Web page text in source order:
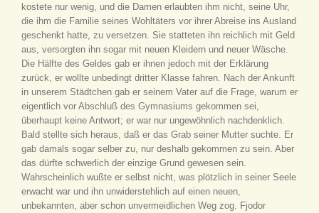
kostete nur wenig, und die Damen erlaubten ihm nicht, seine Uhr,
die ihm die Familie seines Wohltäters vor ihrer Abreise ins Ausland
geschenkt hatte, zu versetzen. Sie statteten ihn reichlich mit Geld
aus, versorgten ihn sogar mit neuen Kleidern und neuer Wäsche.
Die Hälfte des Geldes gab er ihnen jedoch mit der Erklärung
zurück, er wollte unbedingt dritter Klasse fahren. Nach der Ankunft
in unserem Städtchen gab er seinem Vater auf die Frage, warum er
eigentlich vor Abschluß des Gymnasiums gekommen sei,
überhaupt keine Antwort; er war nur ungewöhnlich nachdenklich.
Bald stellte sich heraus, daß er das Grab seiner Mutter suchte. Er
gab damals sogar selber zu, nur deshalb gekommen zu sein. Aber
das dürfte schwerlich der einzige Grund gewesen sein.
Wahrscheinlich wußte er selbst nicht, was plötzlich in seiner Seele
erwacht war und ihn unwiderstehlich auf einen neuen,
unbekannten, aber schon unvermeidlichen Weg zog. Fjodor